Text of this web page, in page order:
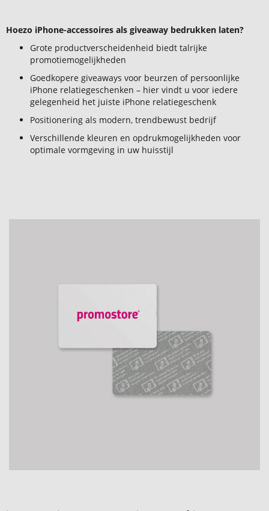
Hoezo iPhone-accessoires als giveaway bedrukken laten?
Grote productverscheidenheid biedt talrijke
promotiemogelijkheden
Goedkopere giveaways voor beurzen of persoonlijke
iPhone relatiegeschenken – hier vindt u voor iedere
gelegenheid het juiste iPhone relatiegeschenk
Positionering als modern, trendbewust bedrijf
Verschillende kleuren en opdrukmogelijkheden voor
optimale vormgeving in uw huisstijl